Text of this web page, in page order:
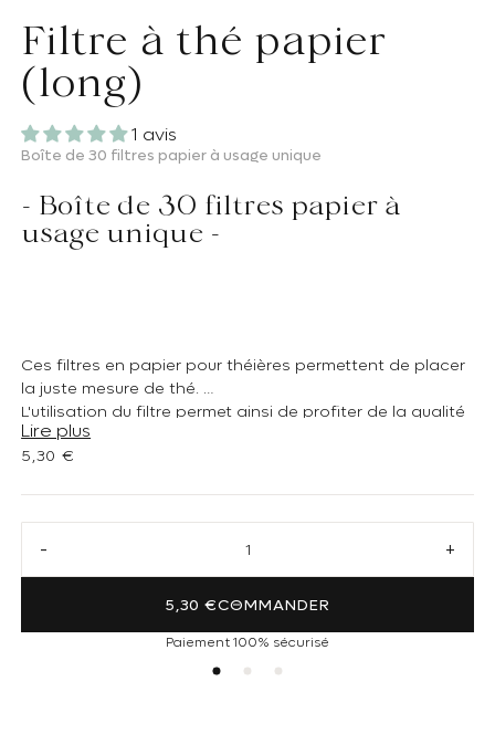
Filtre à thé papier
(long)
1 avis
Boîte de 30 filtres papier à usage unique
- Boîte de 30 filtres papier à
usage unique -
Ces filtres en papier pour théières permettent de placer
la juste mesure de thé.
L'utilisation du filtre permet ainsi de profiter de la qualité
du thé en vrac tout en évitant le dépôt des feuilles au
fond de la théière.
Lire plus
Prix habituel
5,30 €
Réduire la quantité de Filtre à thé papier (long)
5,30 €COMMANDER
Paiement 100% sécurisé